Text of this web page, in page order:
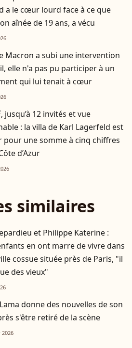
a le cœur lourd face à ce que
aînée de 19 ans, a vécu
Macron a subi une intervention
elle n'a pas pu participer à un
qui lui tenait à cœur
jusqu’à 12 invités et vue
: la villa de Karl Lagerfeld est
pour une somme à cinq chiffres
d’Azur
similaires
et Philippe Katerine :
en ont marre de vivre dans
cossue située près de Paris, "il
des vieux"
donne des nouvelles de son
s'être retiré de la scène